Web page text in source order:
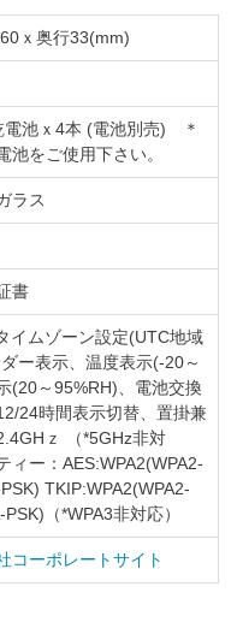
ｘ奥行33(mm)
電池ｘ4本 (電池別売) ＊
池をご使用下さい。
ラス
書
イムゾーン設定(UTC地域
ー表示、温度表示(-20～
(20～95%RH)、電池交換
24時間表示切替、置掛兼
ｚ （*5GHz非対
ィー：AES:WPA2(WPA2-
TKIP:WPA2(WPA2-
（*WPA3非対応）
コーポレートサイト